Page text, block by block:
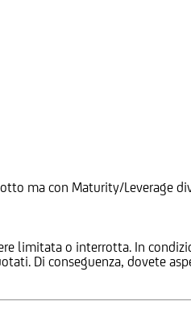
ma con Maturity/Leverage
limitata o interrotta. In
Di conseguenza, dovete